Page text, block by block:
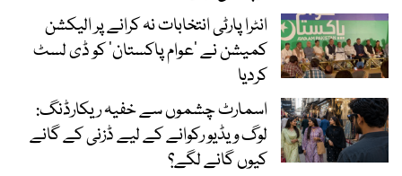
انٹرا پارٹی انتخابات نہ کرانے پر الیکشن
کمیشن نے ’عوام پاکستان‘ کو ڈی لسٹ
کردیا
اسمارٹ چشموں سے خفیہ ریکارڈنگ:
لوگ ویڈیو رکوانے کے لیے ڈزنی کے گانے
کیوں گانے لگے؟